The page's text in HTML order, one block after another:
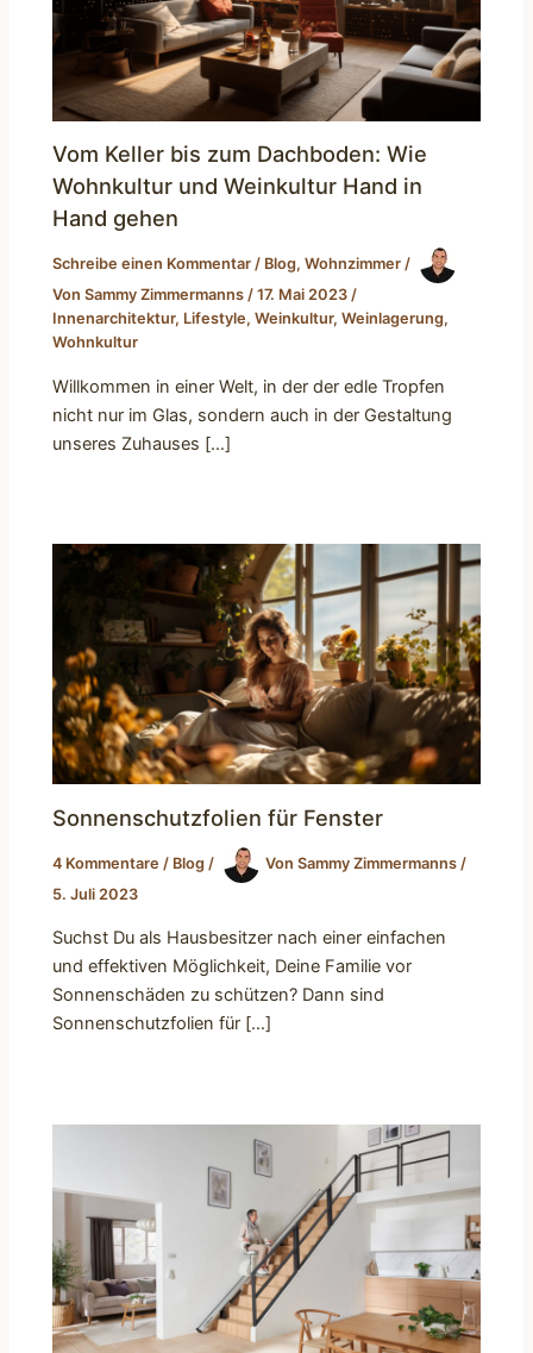
Vom Keller bis zum Dachboden: Wie
Wohnkultur und Weinkultur Hand in
Hand gehen
Schreibe einen Kommentar / Blog,Wohnzimmer /
VonSammy Zimmermanns/17. Mai 2023/
Innenarchitektur, Lifestyle,Weinkultur,Weinlagerung,
Wohnkultur
Willkommen in einer Welt, in der der edle Tropfen
nicht nur im Glas, sondern auch in der Gestaltung
unseres Zuhauses […]
Sonnenschutzfolien für Fenster
4 Kommentare / Blog / VonSammy Zimmermanns/
5. Juli 2023
Suchst Du als Hausbesitzer nach einer einfachen
und effektiven Möglichkeit, Deine Familie vor
Sonnenschäden zu schützen? Dann sind
Sonnenschutzfolien für […]